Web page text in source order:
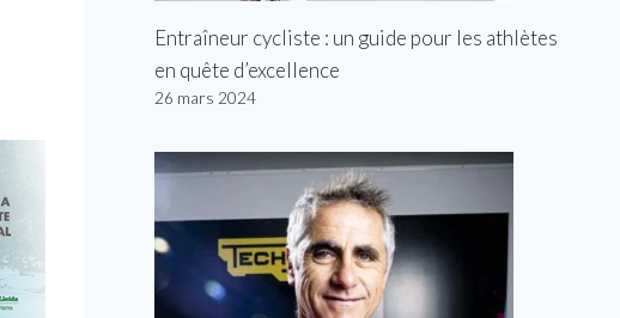
Entraîneur cycliste : un guide pour les athlètes
en quête d’excellence
26 mars 2024